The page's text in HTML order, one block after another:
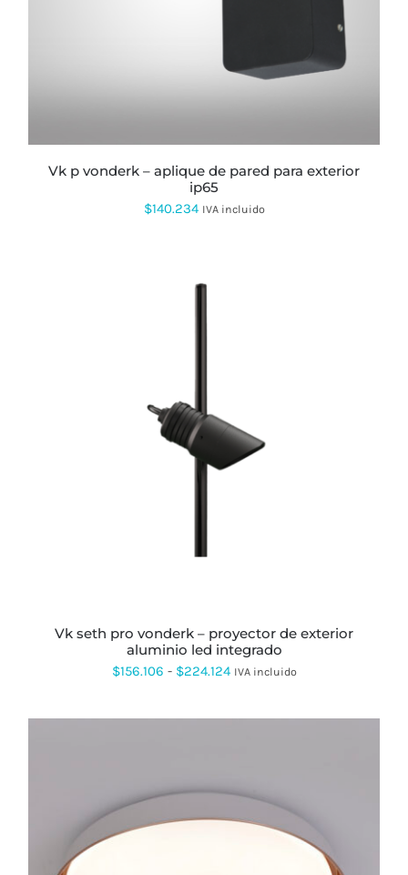
vk p vonderk – aplique de pared para exterior
ip65
$140.234 IVA incluido
ESTE
PRODUCTO
TIENE
PÁGINA
DE
PRODUCTO
vk seth pro vonderk – proyector de exterior
aluminio led integrado
$156.106 - $224.124Rango
precios:
hasta
$224.124
IVA incluido